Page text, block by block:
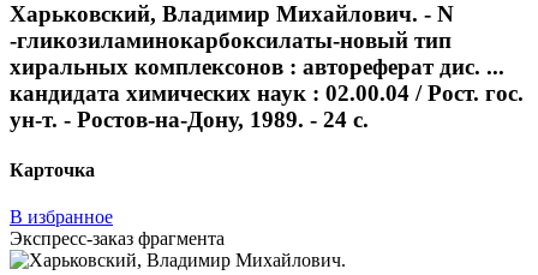
Харьковский, Владимир Михайлович. - N
-гликозиламинокарбоксилаты-новый тип
хиральных комплексонов : автореферат дис. ...
кандидата химических наук : 02.00.04 / Рост. гос.
ун-т. - Ростов-на-Дону, 1989. - 24 с.
Карточка
В избранное
Экспресс-заказ фрагмента